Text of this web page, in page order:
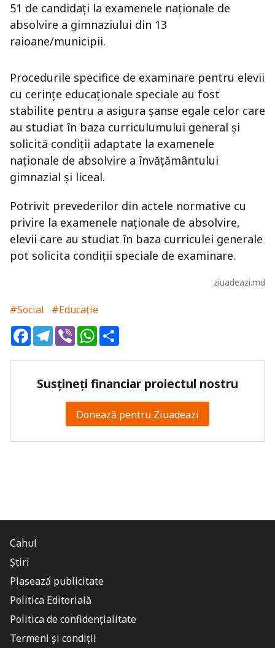
51 de candidați la examenele naţionale de
absolvire a gimnaziului din 13
raioane/municipii.
Procedurile specifice de examinare pentru elevii
cu cerințe educaționale speciale au fost
stabilite pentru a asigura șanse egale celor care
au studiat în baza curriculumului general și
solicită condiții adaptate la examenele
naționale de absolvire a învățământului
gimnazial și liceal.
Potrivit prevederilor din actele normative cu
privire la examenele naționale de absolvire,
elevii care au studiat în baza curriculei generale
pot solicita condiţii speciale de examinare.
ziuadeazi.md
#Social
#Educație
FacebookTelegram
ViberWhatsApp
Susțineți financiar proiectul nostru
Donează pentru Ziuadeazi
Cahul
Știri
Plasează publicitate
Politica Editorială
Politica de confidențialitate
Termeni și condiții